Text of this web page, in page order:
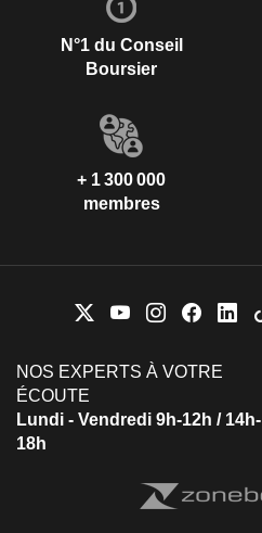
N°1 du Conseil
Boursier
+ 1 300 000
membres
NOS EXPERTS À VOTRE
ÉCOUTE
Lundi - Vendredi 9h-12h / 14h-
18h